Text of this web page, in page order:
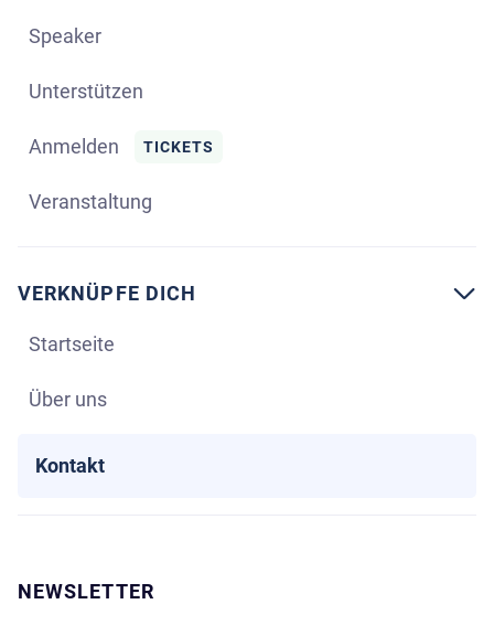
Speaker
Unterstützen
Anmelden TICKETS
Veranstaltung
VERKNÜPFE DICH 
Startseite
Über uns
Kontakt
NEWSLETTER